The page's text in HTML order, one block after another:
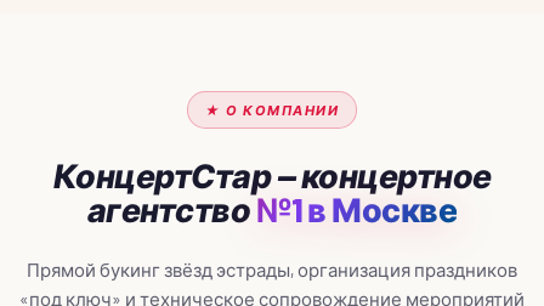
★ О КОМПАНИИ
КонцертСтар — концертное
агентство№1 в Москве
Прямой букинг звёзд эстрады, организация праздников
«под ключ» и техническое сопровождение мероприятий